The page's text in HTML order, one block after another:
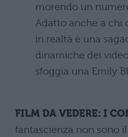
morendo un
Adatto anche a chi
in realtà è una
dinamiche dei
sfoggia una Emily
FILM DA VEDERE: I
fantascienza non sono